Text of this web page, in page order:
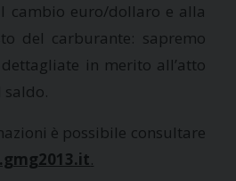
cambio euro/dollaro e alla
del carburante: sapremo
in merito all’atto
saldo.
è possibile consultare
.